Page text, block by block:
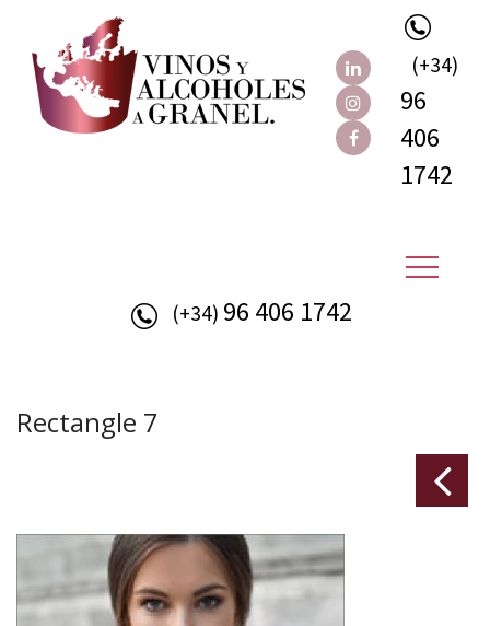
(+34)
96
406
1742
(+34) 96 406 1742
Rectangle 7